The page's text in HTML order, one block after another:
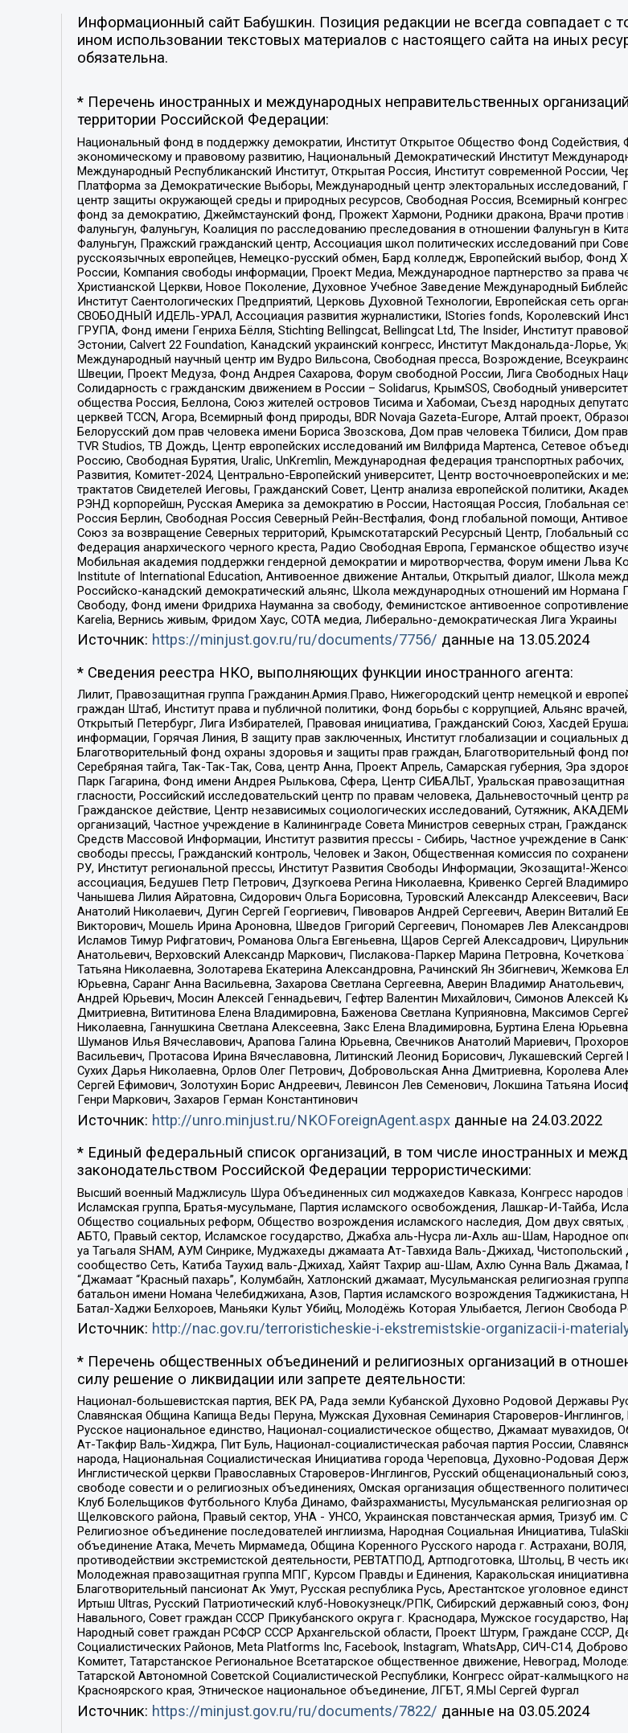
Информационный сайт Бабушкин. Позиция редакции не всегда совпадает с
ином использовании текстовых материалов с настоящего сайта на иных
обязательна.
* Перечень иностранных и международных неправительственных
территории Российской Федерации:
Национальный фонд в поддержку демократии, Институт Открытое Общество Фонд
экономическому и правовому развитию, Национальный Демократический Институт
Международный Республиканский Институт, Открытая Россия, Институт современной России,
Платформа за Демократические Выборы, Международный центр электоральных
центр защиты окружающей среды и природных ресурсов, Свободная Россия, Всемирный
фонд за демократию, Джеймстаунский фонд, Прожект Хармони, Родники дракона, Врачи против
Фалуньгун, Фалуньгун, Коалиция по расследованию преследования в отношении Фалуньгун в
Фалуньгун, Пражский гражданский центр, Ассоциация школ политических исследований при
русскоязычных европейцев, Немецко-русский обмен, Бард колледж, Европейский выбор,
России, Компания свободы информации, Проект Медиа, Международное партнерство за права
Христианской Церкви, Новое Поколение, Духовное Учебное Заведение Международный
Институт Саентологических Предприятий, Церковь Духовной Технологии, Европейская сеть
СВОБОДНЫЙ ИДЕЛЬ-УРАЛ, Ассоциация развития журналистики, IStories fonds, Королевский
ГРУПА, Фонд имени Генриха Бёлля, Stichting Bellingcat, Bellingcat Ltd, The Insider, Институт
Эстонии, Calvert 22 Foundation, Канадский украинский конгресс, Институт Макдональда-Лорье,
Международный научный центр им Вудро Вильсона, Свободная пресса, Возрождение,
Швеции, Проект Медуза, Фонд Андрея Сахарова, Форум свободной России, Лига Свободных
Солидарность с гражданским движением в России – Solidarus, КрымSOS, Свободный
общества Россия, Беллона, Союз жителей островов Тисима и Хабомаи, Съезд народных
церквей TCCN, Агора, Всемирный фонд природы, BDR Novaja Gazeta-Europe, Алтай проект,
Белорусский дом прав человека имени Бориса Звозскова, Дом прав человека Тбилиси, Дом
TVR Studios, ТВ Дождь, Центр европейских исследований им Вилфрида Мартенса, Сетевое
Россию, Свободная Бурятия, Uralic, UnKremlin, Международная федерация транспортных
Развития, Комитет-2024, Центрально-Европейский университет, Центр восточноевропейских
трактатов Свидетелей Иеговы, Гражданский Совет, Центр анализа европейской политики,
РЭНД корпорейшн, Русская Америка за демократию в России, Настоящая Россия, Глобальная
Россия Берлин, Свободная Россия Северный Рейн-Вестфалия, Фонд глобальной помощи,
Союз за возвращение Северных территорий, Крымскотатарский Ресурсный Центр, Глобальный
Федерация анархического черного креста, Радио Свободная Европа, Германское общество
Мобильная академия поддержки гендерной демократии и миротворчества, Форум имени Льва
Institute of International Education, Антивоенное движение Антальи, Открытый диалог, Школа
Российско-канадский демократический альянс, Школа международных отношений им
Свободу, Фонд имени Фридриха Науманна за свободу, Феминистское антивоенное
Karelia, Вернись живым, Фридом Хаус, СОТА медиа, Либерально-демократическая Лига Украины
Источник: https://minjust.gov.ru/ru/documents/7756/ данные на 13.05.2024
* Сведения реестра НКО, выполняющих функции иностранного агента:
Лилит, Правозащитная группа Гражданин.Армия.Право, Нижегородский центр немецкой и
граждан Штаб, Институт права и публичной политики, Фонд борьбы с коррупцией, Альянс
Открытый Петербург, Лига Избирателей, Правовая инициатива, Гражданский Союз, Хасдей
информации, Горячая Линия, В защиту прав заключенных, Институт глобализации и
Благотворительный фонд охраны здоровья и защиты прав граждан, Благотворительный фонд
Серебряная тайга, Так-Так-Так, Сова, центр Анна, Проект Апрель, Самарская губерния, Эра
Парк Гагарина, Фонд имени Андрея Рылькова, Сфера, Центр СИБАЛЬТ, Уральская
гласности, Российский исследовательский центр по правам человека, Дальневосточный центр
Гражданское действие, Центр независимых социологических исследований, Сутяжник,
организаций, Частное учреждение в Калининграде Совета Министров северных стран,
Средств Массовой Информации, Институт развития прессы - Сибирь, Частное учреждение в
свободы прессы, Гражданский контроль, Человек и Закон, Общественная комиссия по
РУ, Институт региональной прессы, Институт Развития Свободы Информации, Экозащита!-
ассоциация, Бедушев Петр Петрович, Дзугкоева Регина Николаевна, Кривенко Сергей
Чанышева Лилия Айратовна, Сидорович Ольга Борисовна, Туровский Александр Алексеевич,
Анатолий Николаевич, Дугин Сергей Георгиевич, Пивоваров Андрей Сергеевич, Аверин Виталий
Викторович, Мошель Ирина Ароновна, Шведов Григорий Сергеевич, Пономарев Лев
Исламов Тимур Рифгатович, Романова Ольга Евгеньевна, Щаров Сергей Алексадрович,
Анатольевич, Верховский Александр Маркович, Пислакова-Паркер Марина Петровна,
Татьяна Николаевна, Золотарева Екатерина Александровна, Рачинский Ян Збигневич,
Юрьевна, Саранг Анна Васильевна, Захарова Светлана Сергеевна, Аверин Владимир
Андрей Юрьевич, Мосин Алексей Геннадьевич, Гефтер Валентин Михайлович, Симонов Алексей
Дмитриевна, Вититинова Елена Владимировна, Баженова Светлана Куприяновна, Максимов
Николаевна, Ганнушкина Светлана Алексеевна, Закс Елена Владимировна, Буртина Елена
Шуманов Илья Вячеславович, Арапова Галина Юрьевна, Свечников Анатолий Мариевич,
Васильевич, Протасова Ирина Вячеславовна, Литинский Леонид Борисович, Лукашевский
Сухих Дарья Николаевна, Орлов Олег Петрович, Добровольская Анна Дмитриевна, Королева
Сергей Ефимович, Золотухин Борис Андреевич, Левинсон Лев Семенович, Локшина Татьяна
Генри Маркович, Захаров Герман Константинович
Источник: http://unro.minjust.ru/NKOForeignAgent.aspxданные на 24.03.2022
* Единый федеральный список организаций, в том числе иностранных и
законодательством Российской Федерации террористическими:
Высший военный Маджлисуль Шура Объединенных сил моджахедов Кавказа, Конгресс народов
Исламская группа, Братья-мусульмане, Партия исламского освобождения, Лашкар-И-Тайба,
Общество социальных реформ, Общество возрождения исламского наследия, Дом двух
АБТО, Правый сектор, Исламское государство, Джабха аль-Нусра ли-Ахль аш-Шам, Народное
уа Тагьаля SHAM, АУМ Синрике, Муджахеды джамаата Ат-Тавхида Валь-Джихад,
сообщество Сеть, Катиба Таухид валь-Джихад, Хайят Тахрир аш-Шам, Ахлю Сунна Валь Джамаа,
“Джамаат “Красный пахарь”, Колумбайн, Хатлонский джамаат, Мусульманская религиозная
батальон имени Номана Челебиджихана, Азов, Партия исламского возрождения
Батал-Хаджи Белхороев, Маньяки Культ Убийц, Молодёжь Которая Улыбается, Легион Свобода
Источник: http://nac.gov.ru/terroristicheskie-i-ekstremistskie-organizacii-i-
* Перечень общественных объединений и религиозных организаций в
силу решение о ликвидации или запрете деятельности:
Национал-большевистская партия, ВЕК РА, Рада земли Кубанской Духовно Родовой Державы
Славянская Община Капища Веды Перуна, Мужская Духовная Семинария Староверов-
Русское национальное единство, Национал-социалистическое общество, Джамаат мувахидов,
Ат-Такфир Валь-Хиджра, Пит Буль, Национал-социалистическая рабочая партия России,
народа, Национальная Социалистическая Инициатива города Череповца, Духовно-Родовая
Инглистической церкви Православных Староверов-Инглингов, Русский общенациональный
свободе совести и о религиозных объединениях, Омская организация общественного
Клуб Болельщиков Футбольного Клуба Динамо, Файзрахманисты, Мусульманская религиозная
Щелковского района, Правый сектор, УНА - УНСО, Украинская повстанческая армия, Тризуб им.
Религиозное объединение последователей инглиизма, Народная Социальная Инициатива,
объединение Атака, Мечеть Мирмамеда, Община Коренного Русского народа г. Астрахани,
противодействии экстремистской деятельности, РЕВТАТПОД, Артподготовка, Штольц, В честь
Молодежная правозащитная группа МПГ, Курсом Правды и Единения, Каракольская
Благотворительный пансионат Ак Умут, Русская республика Русь, Арестантское уголовное
Иртыш Ultras, Русский Патриотический клуб-Новокузнецк/РПК, Сибирский державный союз,
Навального, Совет граждан СССР Прикубанского округа г. Краснодара, Мужское государство,
Народный совет граждан РСФСР СССР Архангельской области, Проект Штурм, Граждане СССР,
Социалистических Районов, Meta Platforms Inc, Facebook, Instagram, WhatsApp, СИЧ-С14,
Комитет, Татарстанское Региональное Всетатарское общественное движение, Невоград,
Татарской Автономной Советской Социалистической Республики, Конгресс ойрат-калмыцкого
Красноярского края, Этническое национальное объединение, ЛГБТ, Я.МЫ Сергей Фургал
Источник: https://minjust.gov.ru/ru/documents/7822/ данные на 03.05.2024